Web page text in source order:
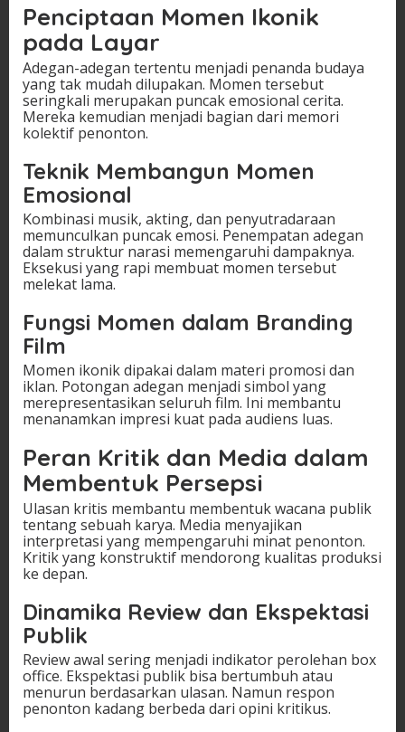
Penciptaan Momen Ikonik
pada Layar
Adegan-adegan tertentu menjadi penanda budaya
yang tak mudah dilupakan. Momen tersebut
seringkali merupakan puncak emosional cerita.
Mereka kemudian menjadi bagian dari memori
kolektif penonton.
Teknik Membangun Momen
Emosional
Kombinasi musik, akting, dan penyutradaraan
memunculkan puncak emosi. Penempatan adegan
dalam struktur narasi memengaruhi dampaknya.
Eksekusi yang rapi membuat momen tersebut
melekat lama.
Fungsi Momen dalam Branding
Film
Momen ikonik dipakai dalam materi promosi dan
iklan. Potongan adegan menjadi simbol yang
merepresentasikan seluruh film. Ini membantu
menanamkan impresi kuat pada audiens luas.
Peran Kritik dan Media dalam
Membentuk Persepsi
Ulasan kritis membantu membentuk wacana publik
tentang sebuah karya. Media menyajikan
interpretasi yang mempengaruhi minat penonton.
Kritik yang konstruktif mendorong kualitas produksi
ke depan.
Dinamika Review dan Ekspektasi
Publik
Review awal sering menjadi indikator perolehan box
office. Ekspektasi publik bisa bertumbuh atau
menurun berdasarkan ulasan. Namun respon
penonton kadang berbeda dari opini kritikus.